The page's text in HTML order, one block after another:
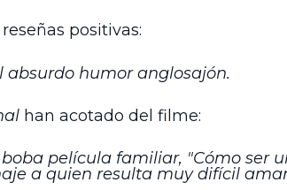
positivas:
humor anglosajón.
han acotado del filme:
película familiar, "Cómo ser
a quien resulta muy difícil